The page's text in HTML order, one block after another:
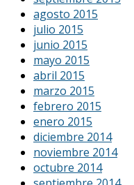
agosto 2015
julio 2015
junio 2015
mayo 2015
abril 2015
marzo 2015
febrero 2015
enero 2015
diciembre 2014
noviembre 2014
octubre 2014